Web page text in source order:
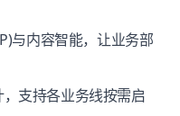
与内容智能，让业务部
支持各业务线按需启